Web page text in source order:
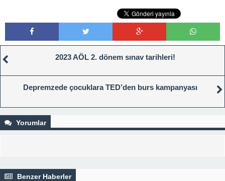
2023 AÖL 2. dönem sınav tarihleri!
Depremzede çocuklara TED’den burs kampanyası
Yorumlar
Benzer Haberler